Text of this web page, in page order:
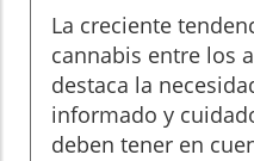
La creciente
cannabis entre los
destaca la
informado y
deben tener en